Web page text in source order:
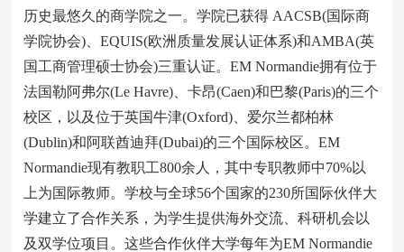
历史最悠久的商学院之一。学院已获得 AACSB(国际商
学院协会)、EQUIS(欧洲质量发展认证体系)和AMBA(英
国工商管理硕士协会)三重认证。EM Normandie拥有位于
法国勒阿弗尔(Le Havre)、卡昂(Caen)和巴黎(Paris)的三个
校区，以及位于英国牛津(Oxford)、爱尔兰都柏林
(Dublin)和阿联酋迪拜(Dubai)的三个国际校区。EM
Normandie现有教职工800余人，其中专职教师中70%以
上为国际教师。学校与全球56个国家的230所国际伙伴大
学建立了合作关系，为学生提供海外交流、科研机会以
及双学位项目。这些合作伙伴大学每年为EM Normandie